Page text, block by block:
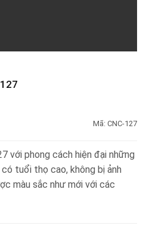
Mã:CNC-127
với phong cách hiện đại những
tuổi thọ cao, không bị ảnh
màu sắc như mới với các